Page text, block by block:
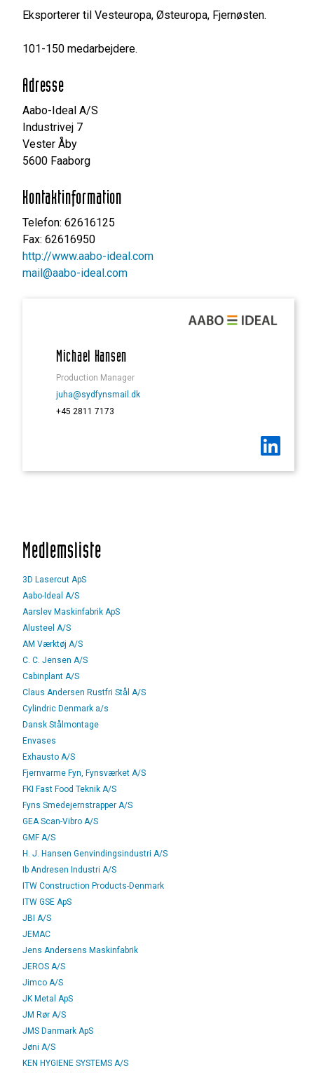
Eksporterer til Vesteuropa, Østeuropa, Fjernøsten.
101-150 medarbejdere.
Adresse
Aabo-Ideal A/S
Industrivej 7
Vester Åby
5600 Faaborg
Kontaktinformation
Telefon: 62616125
Fax: 62616950
http://www.aabo-ideal.com
mail@aabo-ideal.com
Michael Hansen
Production Manager
juha@sydfynsmail.dk
+45 2811 7173
Medlemsliste
3D Lasercut ApS
Aabo-Ideal A/S
Aarslev Maskinfabrik ApS
Alusteel A/S
AM Værktøj A/S
C. C. Jensen A/S
Cabinplant A/S
Claus Andersen Rustfri Stål A/S
Cylindric Denmark a/s
Dansk Stålmontage
Envases
Exhausto A/S
Fjernvarme Fyn, Fynsværket A/S
FKI Fast Food Teknik A/S
Fyns Smedejernstrapper A/S
GEA Scan-Vibro A/S
GMF A/S
H. J. Hansen Genvindingsindustri A/S
Ib Andresen Industri A/S
ITW Construction Products-Denmark
ITW GSE ApS
JBI A/S
JEMAC
Jens Andersens Maskinfabrik
JEROS A/S
Jimco A/S
JK Metal ApS
JM Rør A/S
JMS Danmark ApS
Jøni A/S
KEN HYGIENE SYSTEMS A/S